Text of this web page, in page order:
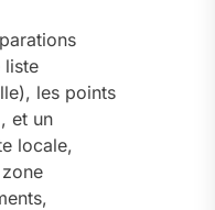
liste
les points
et un
locale,